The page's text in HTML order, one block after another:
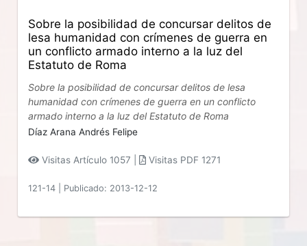
Sobre la posibilidad de concursar delitos de
lesa humanidad con crímenes de guerra en
un conflicto armado interno a la luz del
Estatuto de Roma
Sobre la posibilidad de concursar delitos de lesa
humanidad con crímenes de guerra en un conflicto
armado interno a la luz del Estatuto de Roma
Díaz Arana Andrés Felipe
Visitas Artículo 1057 | Visitas PDF 1271
121-14 Publicado: 2013-12-12